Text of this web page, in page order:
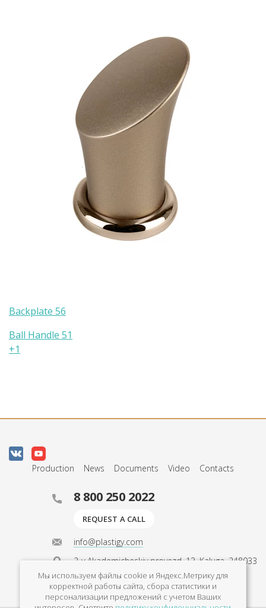
Backplate 56
Ball Handle 51
+1
Production News Documents Video Contacts
8 800 250 2022
REQUEST A CALL
info@plastigy.com
2-y Akademicheskiy proyezd, 13, Kaluga, 248033
Mon - Fri 9am - 6pm
Мы используем файлы cookie и Яндекс.Метрику для
корректной работы сайта, сбора статистики и
персонализации предложений с учетом Ваших